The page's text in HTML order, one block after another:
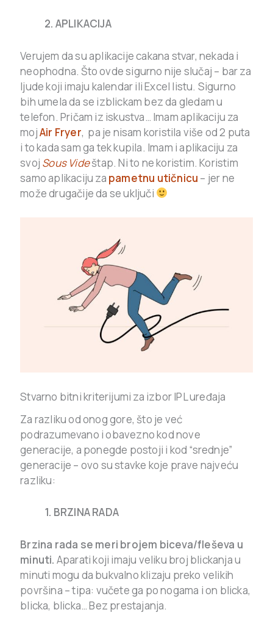
2. APLIKACIJA
Verujem da su aplikacije cakana stvar, nekada i
neophodna. Što ovde sigurno nije slučaj – bar za
ljude koji imaju kalendar ili Excel listu. Sigurno
bih umela da se izblickam bez da gledam u
telefon. Pričam iz iskustva… Imam aplikaciju za
mojAir Fryer, pa je nisam koristila više od 2 puta
i to kada sam ga tek kupila. Imam i aplikaciju za
svoj Sous Videštap. Ni to ne koristim. Koristim
samo aplikaciju za pametnu utičnicu – jer ne
može drugačije da se uključi
Stvarno bitni kriterijumi za izbor IPL uređaja
Za razliku od onog gore, što je već
podrazumevano i obavezno kod nove
generacije, a ponegde postoji i kod “srednje”
generacije – ovo su stavke koje prave najveću
razliku:
1. BRZINA RADA
Brzina rada se meri brojem biceva/fleševa u
minuti. Aparati koji imaju veliku broj blickanja u
minuti mogu da bukvalno klizaju preko velikih
površina – tipa: vučete ga po nogama i on blicka,
blicka, blicka… Bez prestajanja.